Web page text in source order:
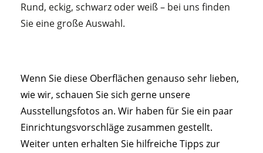
Rund, eckig, schwarz oder weiß – bei uns finden
Sie eine große Auswahl.
Wenn Sie diese Oberflächen genauso sehr lieben,
wie wir, schauen Sie sich gerne unsere
Ausstellungsfotos an. Wir haben für Sie ein paar
Einrichtungsvorschläge zusammen gestellt.
Weiter unten erhalten Sie hilfreiche Tipps zur